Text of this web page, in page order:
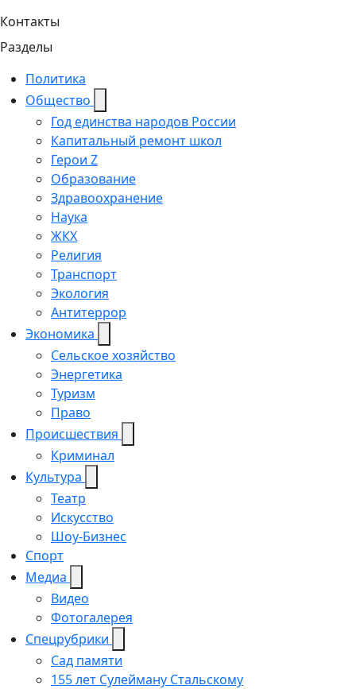
Контакты
Разделы
Политика
Общество
Год единства народов России
Капитальный ремонт школ
Герои Z
Образование
Здравоохранение
Наука
ЖКХ
Религия
Транспорт
Экология
Антитеррор
Экономика
Сельское хозяйство
Энергетика
Туризм
Право
Происшествия
Криминал
Культура
Театр
Искусство
Шоу-Бизнес
Спорт
Медиа
Видео
Фотогалерея
Спецрубрики
Сад памяти
155 лет Сулейману Стальскому